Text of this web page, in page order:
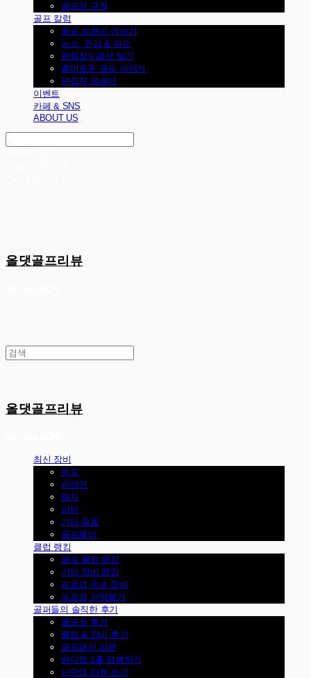
골프의 규칙
골프 칼럼
골프 브랜드 이야기
뉴스, 건강 & 이슈
원팀장's 패션 일기
흥미로운 골프 이야기
편집장 에세이
이벤트
카페 & SNS
ABOUT US
올댓골프리뷰
올댓골프리뷰
최신 장비
우드
아이언
웨지
퍼터
기타 용품
골프웨어
클럽 랭킹
골프 클럽 랭킹
기타 장비 랭킹
프로의 우승 장비
프로의 가방털기
골퍼들의 솔직한 후기
골프장 후기
클럽 & 장비 후기
골프패션 리뷰
핸디캡 1홀 정복하기
나만의 리뷰 쓰기